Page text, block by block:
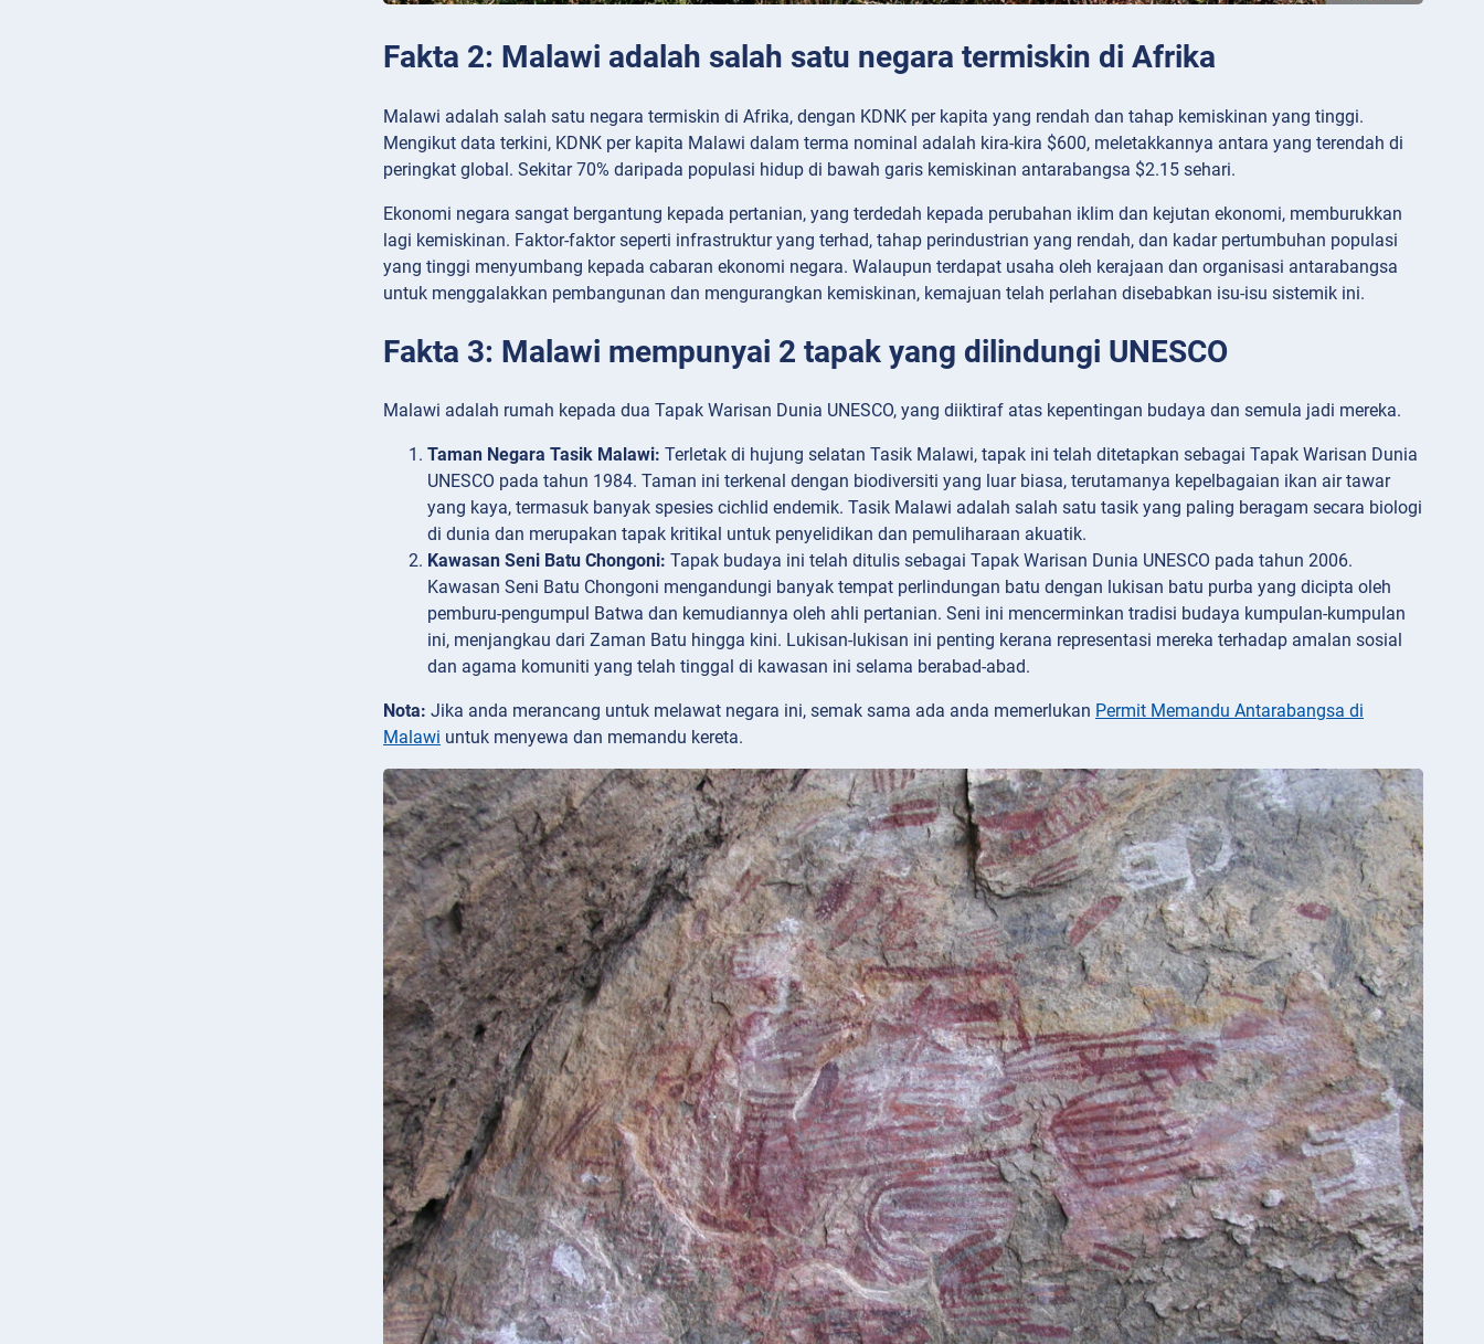
Fakta 2: Malawi adalah salah satu negara termiskin di Afrika
Malawi adalah salah satu negara termiskin di Afrika, dengan KDNK per kapita yang rendah dan tahap kemiskinan yang tinggi.
Mengikut data terkini, KDNK per kapita Malawi dalam terma nominal adalah kira-kira $600, meletakkannya antara yang terendah di
peringkat global. Sekitar 70% daripada populasi hidup di bawah garis kemiskinan antarabangsa $2.15 sehari.
Ekonomi negara sangat bergantung kepada pertanian, yang terdedah kepada perubahan iklim dan kejutan ekonomi, memburukkan
lagi kemiskinan. Faktor-faktor seperti infrastruktur yang terhad, tahap perindustrian yang rendah, dan kadar pertumbuhan populasi
yang tinggi menyumbang kepada cabaran ekonomi negara. Walaupun terdapat usaha oleh kerajaan dan organisasi antarabangsa
untuk menggalakkan pembangunan dan mengurangkan kemiskinan, kemajuan telah perlahan disebabkan isu-isu sistemik ini.
Fakta 3: Malawi mempunyai 2 tapak yang dilindungi UNESCO
Malawi adalah rumah kepada dua Tapak Warisan Dunia UNESCO, yang diiktiraf atas kepentingan budaya dan semula jadi mereka.
Taman Negara Tasik Malawi: Terletak di hujung selatan Tasik Malawi, tapak ini telah ditetapkan sebagai Tapak Warisan Dunia
UNESCO pada tahun 1984. Taman ini terkenal dengan biodiversiti yang luar biasa, terutamanya kepelbagaian ikan air tawar
yang kaya, termasuk banyak spesies cichlid endemik. Tasik Malawi adalah salah satu tasik yang paling beragam secara biologi
di dunia dan merupakan tapak kritikal untuk penyelidikan dan pemuliharaan akuatik.
Kawasan Seni Batu Chongoni: Tapak budaya ini telah ditulis sebagai Tapak Warisan Dunia UNESCO pada tahun 2006.
Kawasan Seni Batu Chongoni mengandungi banyak tempat perlindungan batu dengan lukisan batu purba yang dicipta oleh
pemburu-pengumpul Batwa dan kemudiannya oleh ahli pertanian. Seni ini mencerminkan tradisi budaya kumpulan-kumpulan
ini, menjangkau dari Zaman Batu hingga kini. Lukisan-lukisan ini penting kerana representasi mereka terhadap amalan sosial
dan agama komuniti yang telah tinggal di kawasan ini selama berabad-abad.
Nota: Jika anda merancang untuk melawat negara ini, semak sama ada anda memerlukan Permit Memandu Antarabangsa di
Malawi untuk menyewa dan memandu kereta.